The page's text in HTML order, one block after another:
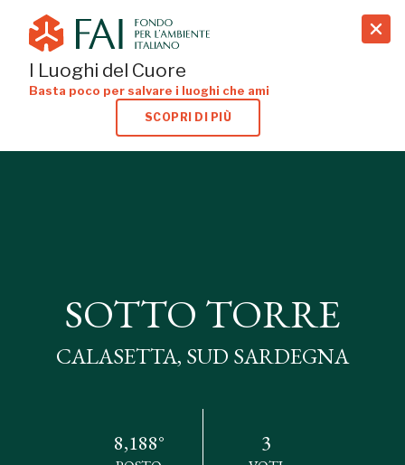
search
I Luoghi del Cuore
Basta poco per salvare i luoghi che ami
SCOPRI DI PIÙ
SOTTO TORRE
CALASETTA, SUD SARDEGNA
8,188° 3
CALASETTA, SUD SARDEGNA